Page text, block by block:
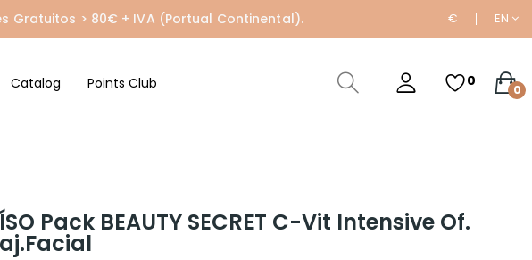
Gratuitos > 80€ + IVA (Portual Continental). € EN
Catalog Points Club 0
0
Pack BEAUTY SECRET C-Vit Intensive Of.